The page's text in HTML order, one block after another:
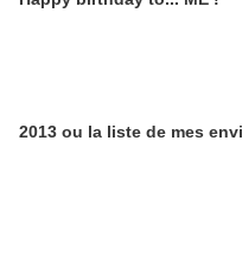
2013 ou la liste de mes